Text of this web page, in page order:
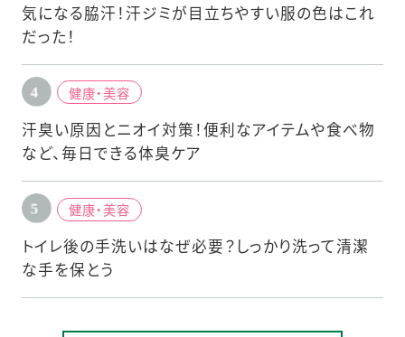
気になる脇汗！汗ジミが目立ちやすい服の色はこれ
だった！
健康・美容
汗臭い原因とニオイ対策！便利なアイテムや食べ物
など、毎日できる体臭ケア
健康・美容
トイレ後の手洗いはなぜ必要？しっかり洗って清潔
な手を保とう